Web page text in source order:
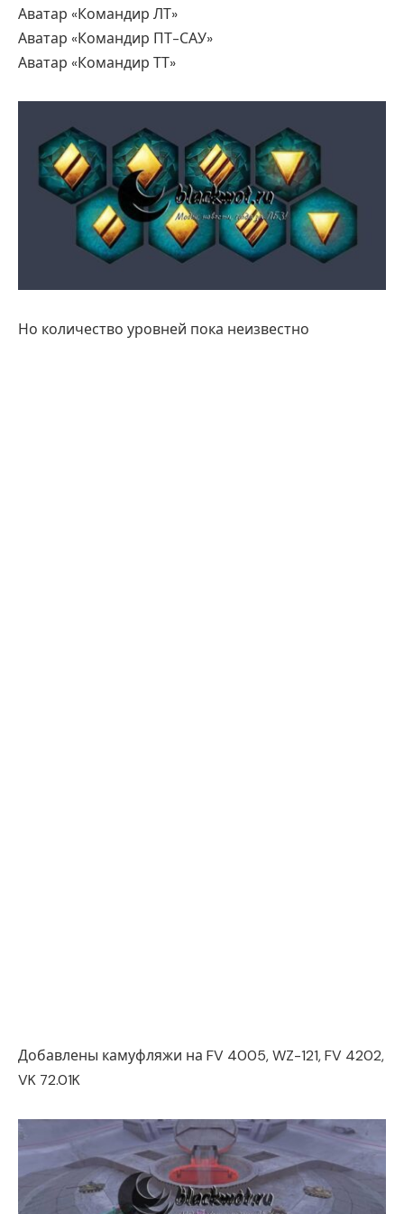
Аватар «Командир ЛТ»
Аватар «Командир ПТ-САУ»
Аватар «Командир ТТ»
Но количество уровней пока неизвестно
Добавлены камуфляжи на FV 4005, WZ-121, FV 4202,
VK 72.01K